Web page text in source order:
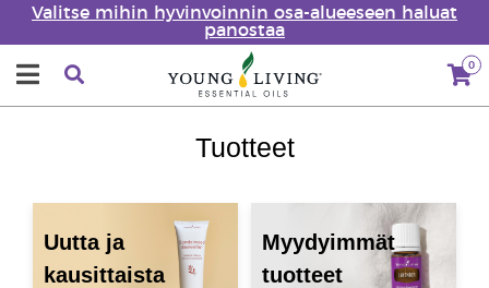
Valitse mihin hyvinvoinnin osa-alueeseen haluat
panostaa
0
Tuotteet
Uutta ja
kausittaista
Myydyimmät
tuotteet